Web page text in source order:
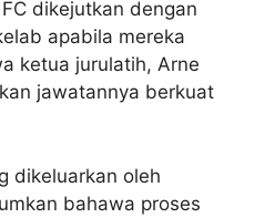
dikejutkan dengan
apabila mereka
ketua jurulatih, Arne
jawatannya berkuat
dikeluarkan oleh
bahawa proses